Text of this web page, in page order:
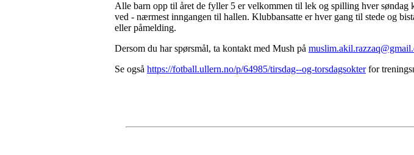
Alle barn opp til året de fyller 5 er velkommen til lek og spilling hver
ved - nærmest inngangen til hallen. Klubbansatte er hver gang til stede og
eller påmelding.
Dersom du har spørsmål, ta kontakt med Mush på
Se også https://fotball.ullern.no/p/64985/tirsdag--og-torsdagsokterfor